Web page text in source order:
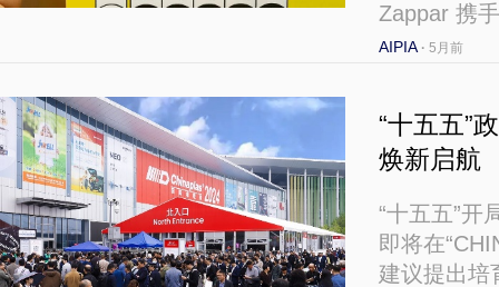
Zappar 携
AIPIA · 5月前
“十五五”
焕新启航
“十五五”开
即将在
建议提出培